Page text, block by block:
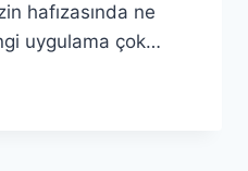
hafızasında ne
uygulama çok…